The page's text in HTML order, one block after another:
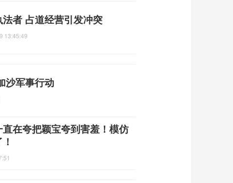
者 占道经营引发冲突
13:45:49
沙军事行动
在夸把颖宝夸到害羞！模仿